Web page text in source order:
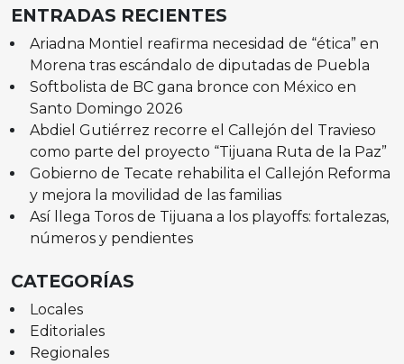
ENTRADAS RECIENTES
Ariadna Montiel reafirma necesidad de “ética” en
Morena tras escándalo de diputadas de Puebla
Softbolista de BC gana bronce con México en
Santo Domingo 2026
Abdiel Gutiérrez recorre el Callejón del Travieso
como parte del proyecto “Tijuana Ruta de la Paz”
Gobierno de Tecate rehabilita el Callejón Reforma
y mejora la movilidad de las familias
Así llega Toros de Tijuana a los playoffs: fortalezas,
números y pendientes
CATEGORÍAS
Locales
Editoriales
Regionales